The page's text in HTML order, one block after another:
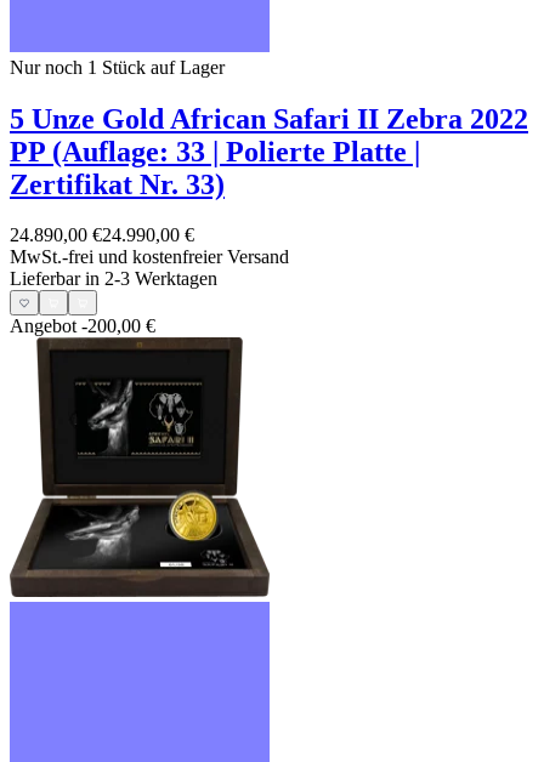
Nur noch 1 Stück auf Lager
5 Unze Gold African Safari II Zebra 2022
PP (Auflage: 33 | Polierte Platte |
Zertifikat Nr. 33)
24.890,00 €24.990,00 €
MwSt.-frei und kostenfreier Versand
Lieferbar in 2-3 Werktagen
Angebot-200,00 €